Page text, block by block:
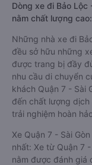
Dòng xe đi Bảo
nằm chất lượng
Những nhà xe đi
đều sở hữu những
được trang bị đầy
nhu cầu di chuyển
khách Quận 7 - Sài
đến chất lượng
trải nghiệm hoàn
Xe Quận 7 - Sài
nhất: Xe từ Quận 7
nằm được đánh giá